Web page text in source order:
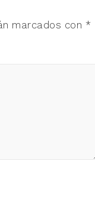
marcados con *